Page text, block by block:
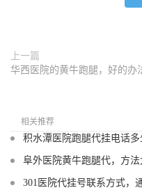
上一篇
华西医院的黄牛跑腿，好的办
相关推荐
积水潭医院跑腿代挂电话
阜外医院黄牛跑腿代，方法
301医院代挂号联系方式，